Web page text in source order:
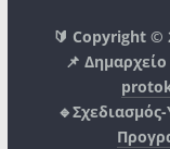
🔰 Copyright
📌